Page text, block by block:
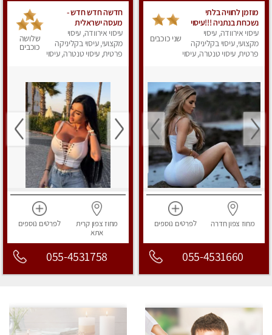
מוזמן לחוויה בלתי
נשכחת בנתניה !!!עיסוי
מפנק ביותר במקום פרטי
לחלוטין!
עיסוי אירוודה, עיסוי
מקצועי, עיסוי בקליניקה
פרטית, עיסוי טנטרה, עיסוי
שני כוכבים
מחוז צפוןחדרה לפרטים נוספים
055-4531660
חדשה חדש חדש -
מעסה ישראלית
מהממת, חדשה לגמרי
בקריות
עיסוי אירוודה, עיסוי
מקצועי, עיסוי בקליניקה
פרטית, עיסוי טנטרה, עיסוי
שלושה
כוכבים
מחוז צפוןקרית
אתא
לפרטים נוספים
055-4531758